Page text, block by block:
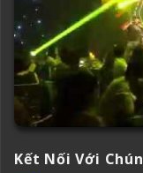
Kết Nối Với